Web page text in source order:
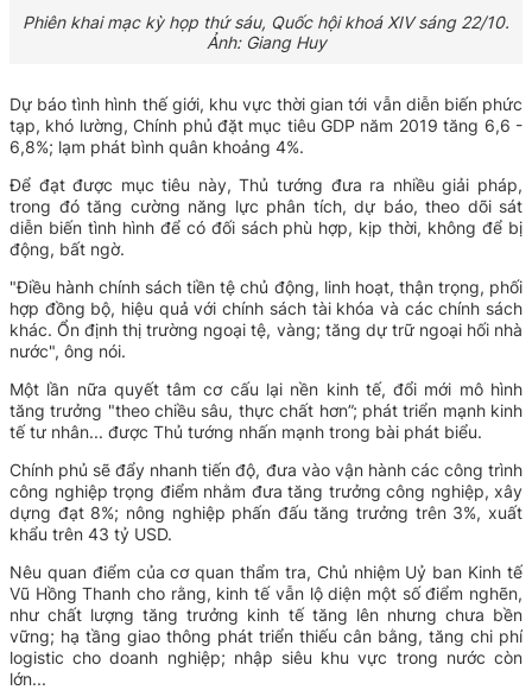
Phiên khai mạc kỳ họp thứ sáu, Quốc hội khoá XIV sáng 22/10.
Ảnh: Giang Huy
Dự báo tình hình thế giới, khu vực thời gian tới vẫn diễn biến phức
tạp, khó lường, Chính phủ đặt mục tiêu GDP năm 2019 tăng 6,6 -
6,8%; lạm phát bình quân khoảng 4%.
Để đạt được mục tiêu này, Thủ tướng đưa ra nhiều giải pháp,
trong đó tăng cường năng lực phân tích, dự báo, theo dõi sát
diễn biến tình hình để có đối sách phù hợp, kịp thời, không để bị
động, bất ngờ.
"Điều hành chính sách tiền tệ chủ động, linh hoạt, thận trọng, phối
hợp đồng bộ, hiệu quả với chính sách tài khóa và các chính sách
khác. Ổn định thị trường ngoại tệ, vàng; tăng dự trữ ngoại hối nhà
nước", ông nói.
Một lần nữa quyết tâm cơ cấu lại nền kinh tế, đổi mới mô hình
tăng trưởng "theo chiều sâu, thực chất hơn”; phát triển mạnh kinh
tế tư nhân... được Thủ tướng nhấn mạnh trong bài phát biểu.
Chính phủ sẽ đẩy nhanh tiến độ, đưa vào vận hành các công trình
công nghiệp trọng điểm nhằm đưa tăng trưởng công nghiệp, xây
dựng đạt 8%; nông nghiệp phấn đấu tăng trưởng trên 3%, xuất
khẩu trên 43 tỷ USD.
Nêu quan điểm của cơ quan thẩm tra, Chủ nhiệm Uỷ ban Kinh tế
Vũ Hồng Thanh cho rằng, kinh tế vẫn lộ diện một số điểm nghẽn,
như chất lượng tăng trưởng kinh tế tăng lên nhưng chưa bền
vững; hạ tầng giao thông phát triển thiếu cân bằng, tăng chi phí
logistic cho doanh nghiệp; nhập siêu khu vực trong nước còn
lớn...